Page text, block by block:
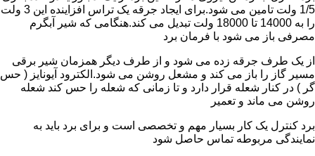
1/5 ولت تامین می شود.برای ایجاد جرقه یک تراس افزاینده این 3 ولت
را به 14000 تا 18000 ولت تبدیل می کند.هنگامی که شیر آبگرم
مصرفی باز می شود با فرمان برد
از یک طرف جرقه زده می شود و از طرف دیگر همزمان شیر برقی
مسیر گاز را باز می کند و مشعل روشن می شود.الکترود آیونایز ( حس
گر ) در کنار شعله قرار دارد و تا زمانی که شعله را حس کند شعله
روشن می ماند و تعمیر
برد کنترل یک کار بسیار مهم و تخصصی است و برای برد باید به
نمایندگی مربوطه تماس حاصل شود